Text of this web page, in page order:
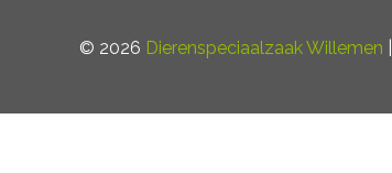
© 2026 Dierenspeciaalzaak Willemen